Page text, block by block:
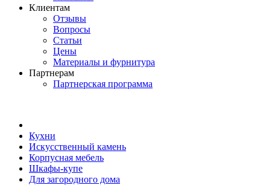
Клиентам
Отзывы
Вопросы
Статьи
Цены
Материалы и фурнитура
Партнерам
Партнерская программа
Кухни
Искусственный камень
Корпусная мебель
Шкафы-купе
Для загородного дома